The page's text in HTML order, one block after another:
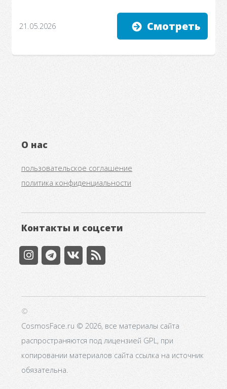
21.05.2026 Смотреть
О нас
пользовательское соглашение
политика конфиденциальности
Контакты и соцсети
©
CosmosFace.ru © 2026, все материалы сайта
распространяются под лицензией GPL, при
копировании материалов сайта ссылка на источник
обязательна.